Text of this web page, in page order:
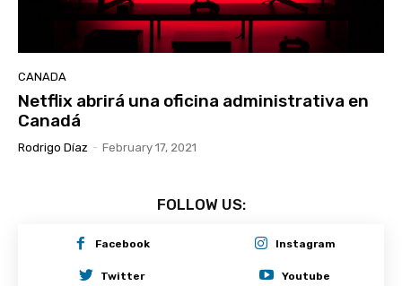
CANADA
Netflix abrirá una oficina administrativa en
Canadá
Rodrigo Díaz - February 17, 2021
FOLLOW US:
Facebook Instagram
Twitter Youtube